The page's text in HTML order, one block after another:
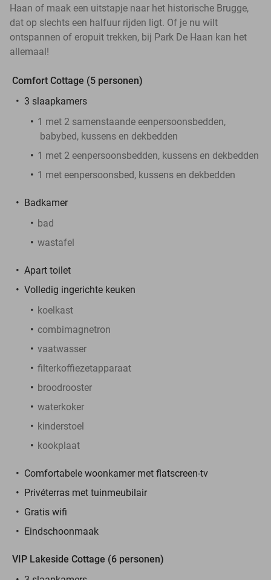
Haan of maak een uitstapje naar het historische Brugge,
dat op slechts een halfuur rijden ligt. Of je nu wilt
ontspannen of eropuit trekken, bij Park De Haan kan het
allemaal!
Comfort Cottage (5 personen)
3 slaapkamers
1 met 2 samenstaande eenpersoonsbedden,
babybed, kussens en dekbedden
1 met 2 eenpersoonsbedden, kussens en dekbedden
1 met eenpersoonsbed, kussens en dekbedden
Badkamer
bad
wastafel
Apart toilet
Volledig ingerichte keuken
koelkast
combimagnetron
vaatwasser
filterkoffiezetapparaat
broodrooster
waterkoker
kinderstoel
kookplaat
Comfortabele woonkamer met flatscreen-tv
Privéterras met tuinmeubilair
Gratis wifi
Eindschoonmaak
VIP Lakeside Cottage (6 personen)